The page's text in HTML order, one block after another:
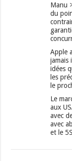
Manu
du
Apple
jamais
idées
les
le
Le
aux
avec
avec
et le